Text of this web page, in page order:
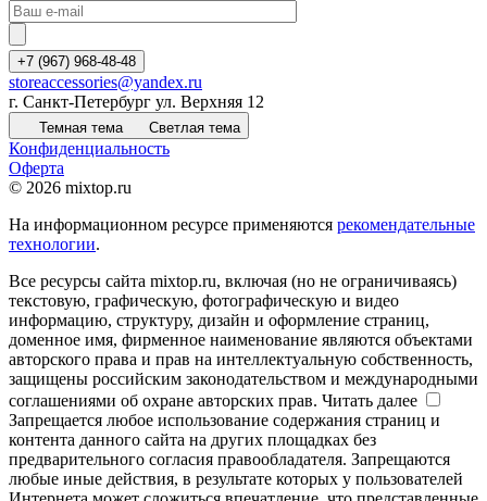
+7 (967) 968-48-48
storeaccessories@yandex.ru
г. Санкт-Петербург ул. Верхняя 12
Темная тема Светлая тема
Конфиденциальность
Оферта
© 2026 mixtop.ru
На информационном ресурсе применяются рекомендательные
технологии.
Все ресурсы сайта mixtop.ru, включая (но не ограничиваясь)
текстовую, графическую, фотографическую и видео
информацию, структуру, дизайн и оформление страниц,
доменное имя, фирменное наименование являются объектами
авторского права и прав на интеллектуальную собственность,
защищены российским законодательством и международными
соглашениями об охране авторских прав. Читать далее
Запрещается любое использование содержания страниц и
контента данного сайта на других площадках без
предварительного согласия правообладателя. Запрещаются
любые иные действия, в результате которых у пользователей